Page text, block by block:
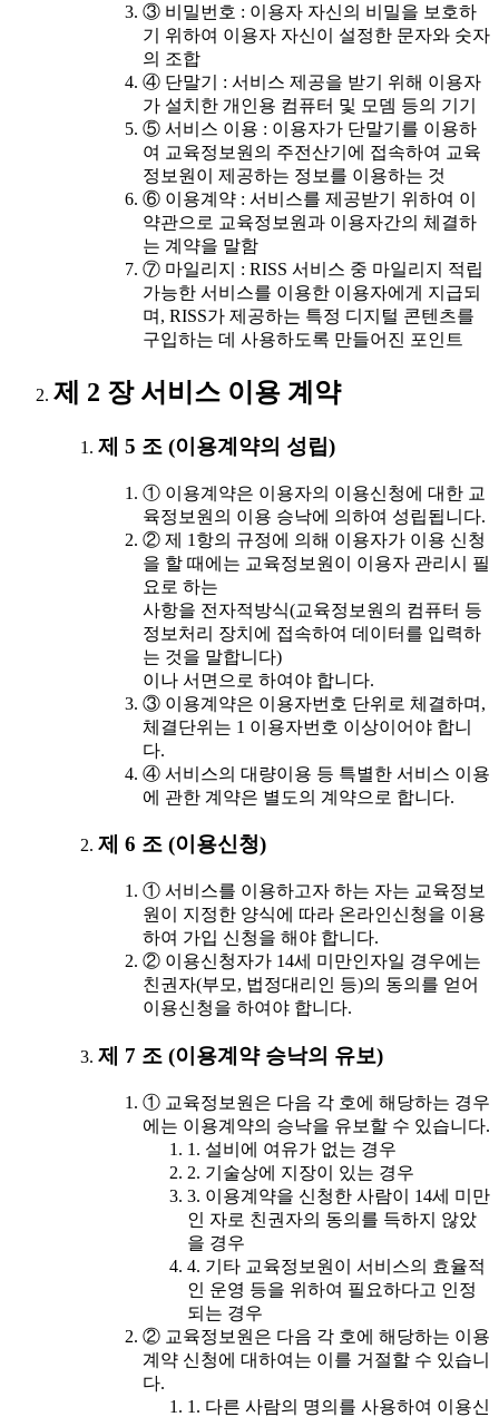
③ 비밀번호 : 이용자 자신의 비밀을 보호하
기 위하여 이용자 자신이 설정한 문자와 숫자
의 조합
④ 단말기 : 서비스 제공을 받기 위해 이용자
가 설치한 개인용 컴퓨터 및 모뎀 등의 기기
⑤ 서비스 이용 : 이용자가 단말기를 이용하
여 교육정보원의 주전산기에 접속하여 교육
정보원이 제공하는 정보를 이용하는 것
⑥ 이용계약 : 서비스를 제공받기 위하여 이
약관으로 교육정보원과 이용자간의 체결하
는 계약을 말함
⑦ 마일리지 : RISS 서비스 중 마일리지 적립
가능한 서비스를 이용한 이용자에게 지급되
며, RISS가 제공하는 특정 디지털 콘텐츠를
구입하는 데 사용하도록 만들어진 포인트
제 2 장 서비스 이용 계약
제 5 조 (이용계약의 성립)
① 이용계약은 이용자의 이용신청에 대한 교
육정보원의 이용 승낙에 의하여 성립됩니다.
② 제 1항의 규정에 의해 이용자가 이용 신청
을 할 때에는 교육정보원이 이용자 관리시 필
요로 하는
사항을 전자적방식(교육정보원의 컴퓨터 등
정보처리 장치에 접속하여 데이터를 입력하
는 것을 말합니다)
이나 서면으로 하여야 합니다.
③ 이용계약은 이용자번호 단위로 체결하며,
체결단위는 1 이용자번호 이상이어야 합니
다.
④ 서비스의 대량이용 등 특별한 서비스 이용
에 관한 계약은 별도의 계약으로 합니다.
제 6 조 (이용신청)
① 서비스를 이용하고자 하는 자는 교육정보
원이 지정한 양식에 따라 온라인신청을 이용
하여 가입 신청을 해야 합니다.
② 이용신청자가 14세 미만인자일 경우에는
친권자(부모, 법정대리인 등)의 동의를 얻어
이용신청을 하여야 합니다.
제 7 조 (이용계약 승낙의 유보)
① 교육정보원은 다음 각 호에 해당하는 경우
에는 이용계약의 승낙을 유보할 수 있습니다.
1. 설비에 여유가 없는 경우
2. 기술상에 지장이 있는 경우
3. 이용계약을 신청한 사람이 14세 미만
인 자로 친권자의 동의를 득하지 않았
을 경우
4. 기타 교육정보원이 서비스의 효율적
인 운영 등을 위하여 필요하다고 인정
되는 경우
② 교육정보원은 다음 각 호에 해당하는 이용
계약 신청에 대하여는 이를 거절할 수 있습니
다.
1. 다른 사람의 명의를 사용하여 이용신